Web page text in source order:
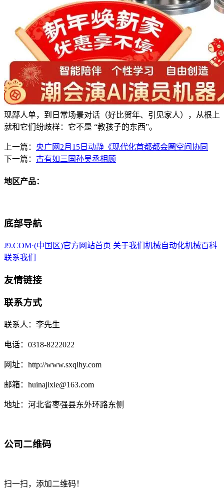
现鄙人单，到日常场景对话（好比贺年、引见家人），从根上
就和它们纷歧样：它不是 “教孩子的东西”。
上一篇： 央广网2月15日动静《现代化首都都会圈空间协同
下一篇： 古有如三国孙吴丞相顾
地区产品：
底部导航
J9.COM·(中国区)官方网站首页 关于我们 机械自动化机械百科
联系我们
友情链接
联系方式
联系人：李先生
电话：0318-8222022
网址：http://www.sxqlhy.com
邮箱：huinajixie@163.com
地址：河北省枣强县东外环路东侧
公司二维码
扫一扫，添加二维码！